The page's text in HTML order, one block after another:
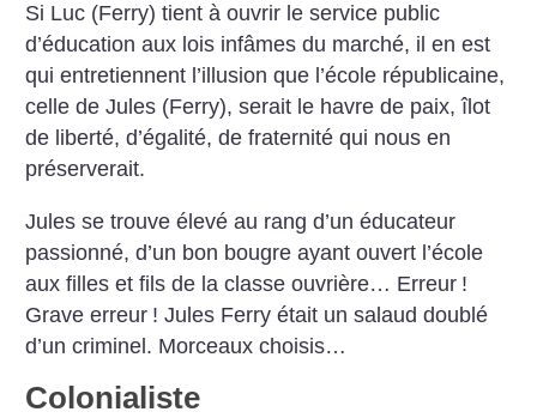
Si Luc (Ferry) tient à ouvrir le service public
d’éducation aux lois infâmes du marché, il en est
qui entretiennent l’illusion que l’école républicaine,
celle de Jules (Ferry), serait le havre de paix, îlot
de liberté, d’égalité, de fraternité qui nous en
préserverait.
Jules se trouve élevé au rang d’un éducateur
passionné, d’un bon bougre ayant ouvert l’école
aux filles et fils de la classe ouvrière… Erreur !
Grave erreur ! Jules Ferry était un salaud doublé
d’un criminel. Morceaux choisis…
Colonialiste